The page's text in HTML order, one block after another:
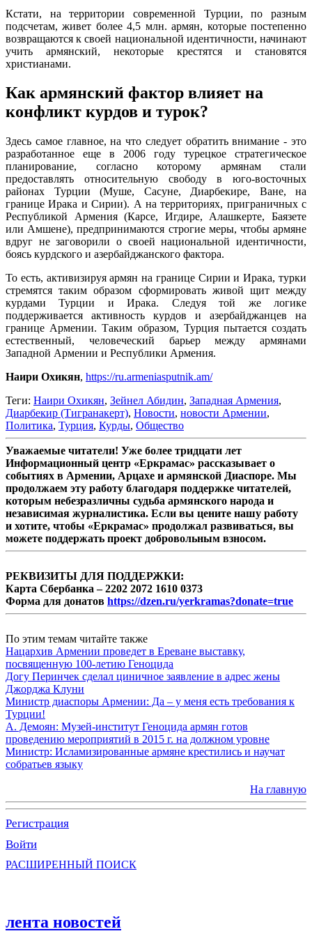
Кстати, на территории современной Турции, по разным
подсчетам, живет более 4,5 млн. армян, которые постепенно
возвращаются к своей национальной идентичности, начинают
учить армянский, некоторые крестятся и становятся
христианами.
Как армянский фактор влияет на
конфликт курдов и турок?
Здесь самое главное, на что следует обратить внимание - это
разработанное еще в 2006 году турецкое стратегическое
планирование, согласно которому армянам стали
предоставлять относительную свободу в юго-восточных
районах Турции (Муше, Сасуне, Диарбекире, Ване, на
границе Ирака и Сирии). А на территориях, приграничных с
Республикой Армения (Карсе, Игдире, Алашкерте, Баязете
или Амшене), предпринимаются строгие меры, чтобы армяне
вдруг не заговорили о своей национальной идентичности,
боясь курдского и азербайджанского фактора.
То есть, активизируя армян на границе Сирии и Ирака, турки
стремятся таким образом сформировать живой щит между
курдами Турции и Ирака. Следуя той же логике
поддерживается активность курдов и азербайджанцев на
границе Армении. Таким образом, Турция пытается создать
естественный, человеческий барьер между армянами
Западной Армении и Республики Армения.
Наири Охикян, https://ru.armeniasputnik.am/
Теги: Наири Охикян, Зейнел Абидин, Западная Армения,
Диарбекир (Тигранакерт), Новости, новости Армении,
Политика, Турция, Курды, Общество
Уважаемые читатели! Уже более тридцати лет
Информационный центр «Еркрамас» рассказывает о
событиях в Армении, Арцахе и армянской Диаспоре. Мы
продолжаем эту работу благодаря поддержке читателей,
которым небезразличны судьба армянского народа и
независимая журналистика. Если вы цените нашу работу
и хотите, чтобы «Еркрамас» продолжал развиваться, вы
можете поддержать проект добровольным взносом.
РЕКВИЗИТЫ ДЛЯ ПОДДЕРЖКИ:
Карта Сбербанка – 2202 2072 1610 0373
Форма для донатов https://dzen.ru/yerkramas?donate=true
По этим темам читайте также
Нацархив Армении проведет в Ереване выставку,
посвященную 100-летию Геноцида
Догу Перинчек сделал циничное заявление в адрес жены
Джорджа Клуни
Министр диаспоры Армении: Да – у меня есть требования к
Турции!
А. Демоян: Музей-институт Геноцида армян готов
проведению мероприятий в 2015 г. на должном уровне
Министр: Исламизированные армяне крестились и научат
собратьев языку
На главную
Регистрация
Войти
РАСШИРЕННЫЙ ПОИСК
лента новостей